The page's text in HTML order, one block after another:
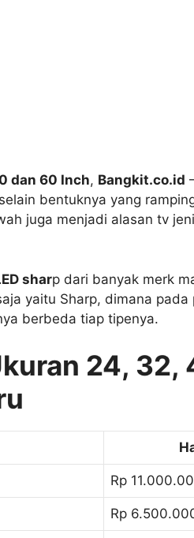
dan 60 Inch, Bangkit.co.id
bentuknya yang
juga menjadi alasan tv
sharp dari banyak merk
yaitu Sharp, dimana pada
berbeda tiap tipenya.
24, 32,
Rp
Rp